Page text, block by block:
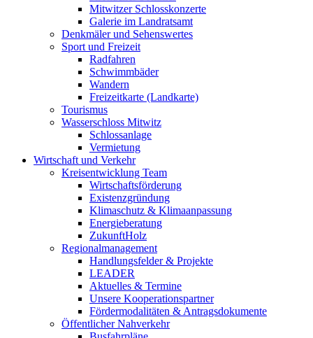
Mitwitzer Schlosskonzerte
Galerie im Landratsamt
Denkmäler und Sehenswertes
Sport und Freizeit
Radfahren
Schwimmbäder
Wandern
Freizeitkarte (Landkarte)
Tourismus
Wasserschloss Mitwitz
Schlossanlage
Vermietung
Wirtschaft und Verkehr
Kreisentwicklung Team
Wirtschaftsförderung
Existenzgründung
Klimaschutz & Klimaanpassung
Energieberatung
ZukunftHolz
Regionalmanagement
Handlungsfelder & Projekte
LEADER
Aktuelles & Termine
Unsere Kooperationspartner
Fördermodalitäten & Antragsdokumente
Öffentlicher Nahverkehr